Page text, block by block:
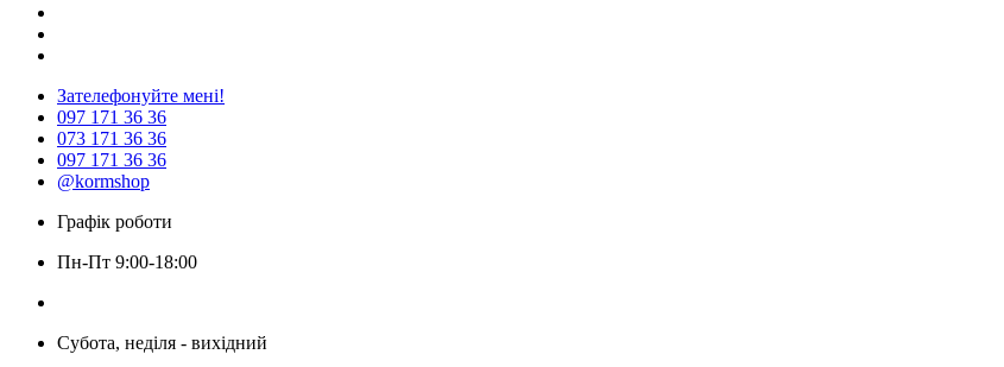
Зателефонуйте мені!
097 171 36 36
073 171 36 36
097 171 36 36
@kormshop
Графік роботи
Пн-Пт 9:00-18:00
Субота, неділя - вихідний